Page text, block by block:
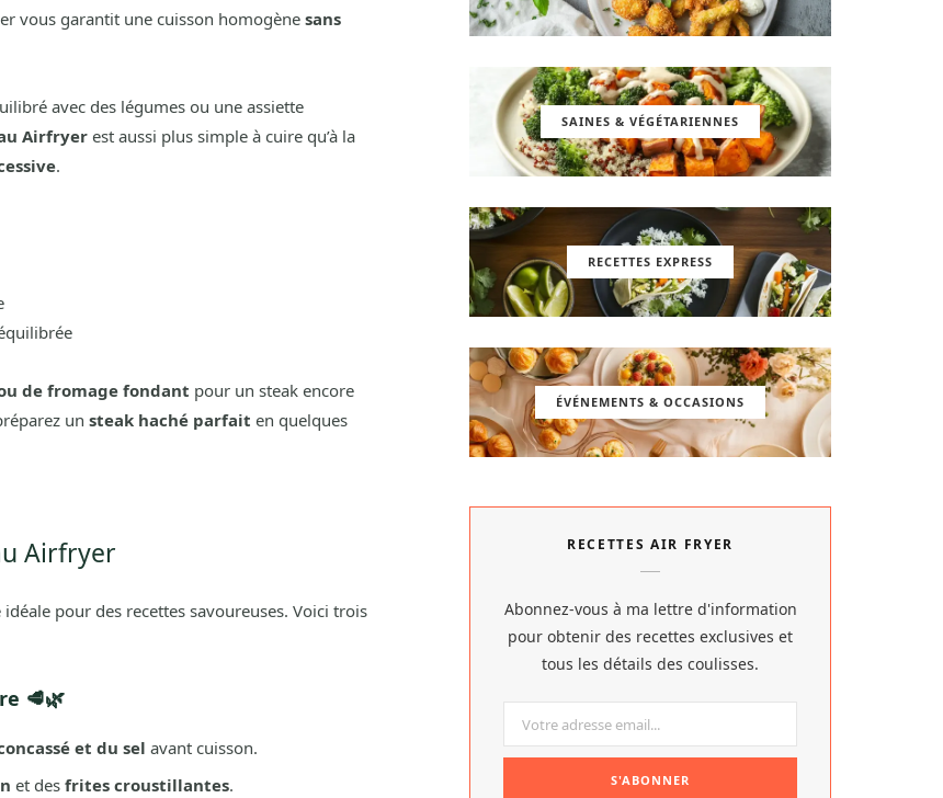
vous garantit une cuisson homogène sans
avec des légumes ou une assiette
Airfryerest aussi plus simple à cuire qu’à la
.
de fromage fondant pour un steak encore
un steak haché parfait en quelques
Airfryer
pour des recettes savoureuses. Voici trois
🥩🌿
et du sel avant cuisson.
et des frites croustillantes.
SAINES & VÉGÉTARIENNES
RECETTES EXPRESS
ÉVÉNEMENTS & OCCASIONS
RECETTES AIR FRYER
Abonnez-vous à ma lettre d'information
pour obtenir des recettes exclusives et
tous les détails des coulisses.